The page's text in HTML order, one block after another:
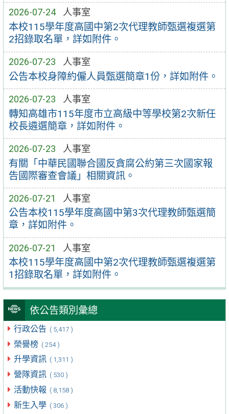
2026-07-24 人事室
本校115學年度高國中第2次代理教師甄選複選第
2招錄取名單，詳如附件。
2026-07-23 人事室
公告本校身障約僱人員甄選簡章1份，詳如附件。
2026-07-23 人事室
轉知高雄市115年度市立高級中等學校第2次新任
校長遴選簡章，詳如附件。
2026-07-23 人事室
有關「中華民國聯合國反貪腐公約第三次國家報
告國際審查會議」相關資訊。
2026-07-21 人事室
公告本校115學年度高國中第3次代理教師甄選簡
章，詳如附件。
2026-07-21 人事室
本校115學年度高國中第2次代理教師甄選複選第
1招錄取名單，詳如附件。
依公告類別彙總
行政公告 ( 5,417 )
榮譽榜 ( 254 )
升學資訊 ( 1,311 )
營隊資訊 ( 530 )
活動快報 ( 8,158 )
新生入學 ( 306 )